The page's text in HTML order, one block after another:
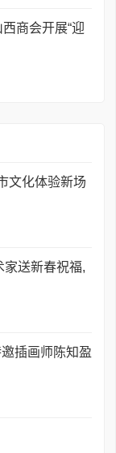
商会开展“迎
文化体验新场
家送新春祝福,
插画师陈知盈